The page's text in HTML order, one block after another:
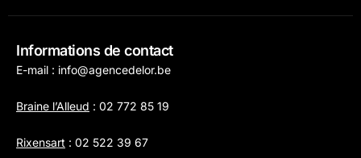
Informations de contact
E-mail : info@agencedelor.be
Braine l’Alleud : 02 772 85 19
Rixensart : 02 522 39 67